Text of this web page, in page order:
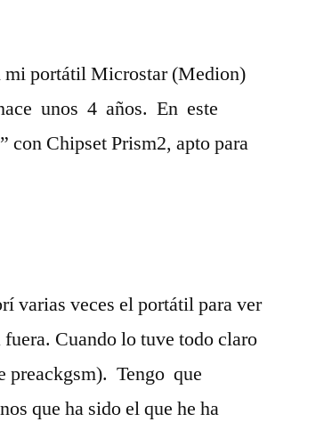
mi portátil Microstar (Medion)
unos 4 años. En este
Chipset Prism2, apto para
varias veces el portátil para ver
Cuando lo tuve todo claro
Tengo que
que ha sido el que he ha